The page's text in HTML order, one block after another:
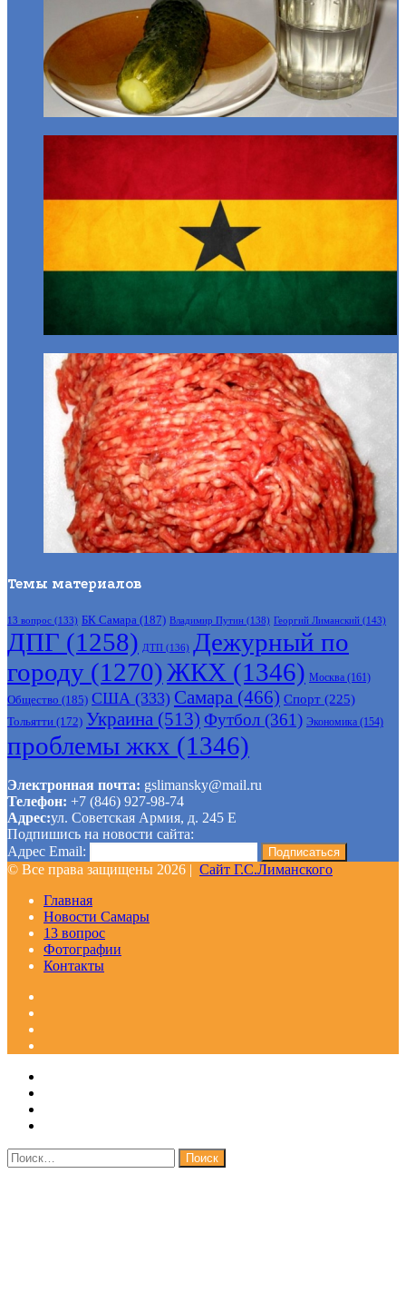
Темы материалов
13 вопрос (133) БК Самара (187) Владимир Путин (138) Георгий Лиманский (143)
ДПГ (1258) ДТП (136) Дежурный по
городу (1270)ЖКХ (1346) Москва (161)
Общество (185) США (333) Самара (466) Спорт (225)
Тольятти (172) Украина (513) Футбол (361) Экономика (154)
проблемы жкх (1346)
Электронная почта: gslimansky@mail.ru
Телефон: +7 (846) 927-98-74
Адрес:ул. Советская Армия, д. 245 Е
Подпишись на новости сайта:
Адрес Email:
© Все права защищены 2026 | Сайт Г.С.Лиманского
Главная
Новости Самары
13 вопрос
Фотографии
Контакты
Facebook
Google+
Одноклассники
WhatsApp
Telegram
Viber
Кнопка
«Наверх»
Закрыть
Найти: